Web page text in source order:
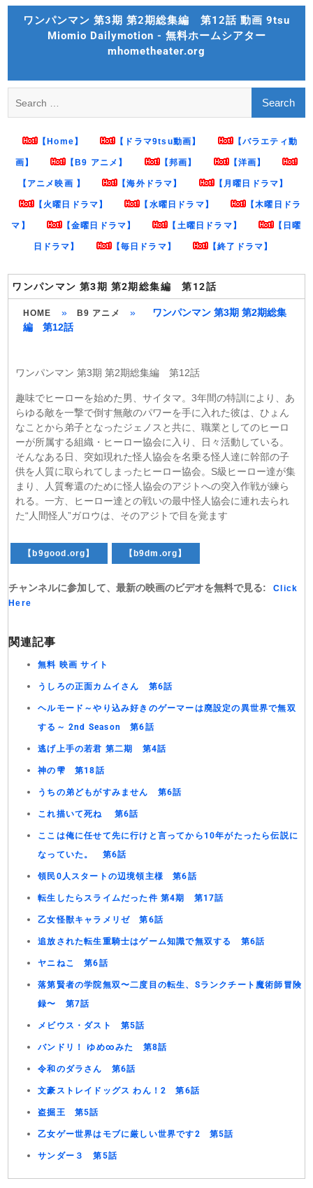
Skip
ワンパンマン 第3期 第2期総集編 第12話 動画 9tsu
Miomio Dailymotion - 無料ホームシアター
mhometheater.org
for:
【Home】 【ドラマ9tsu動画】 【バラエティ動
画】 【B9 アニメ】 【邦画】 【洋画】
【アニメ映画 】 【海外ドラマ】 【月曜日ドラマ】
【火曜日ドラマ】 【水曜日ドラマ】 【木曜日ドラ
マ】 【金曜日ドラマ】 【土曜日ドラマ】 【日曜
日ドラマ】 【毎日ドラマ】 【終了ドラマ】
ワンパンマン 第3期 第2期総集編 第12話
HOME » B9 アニメ »
ワンパンマン 第3期 第2期総集
編 第12話
ワンパンマン 第3期 第2期総集編 第12話
趣味でヒーローを始めた男、サイタマ。3年間の特訓により、あ
らゆる敵を一撃で倒す無敵のパワーを手に入れた彼は、ひょん
なことから弟子となったジェノスと共に、職業としてのヒーロ
ーが所属する組織・ヒーロー協会に入り、日々活動している。
そんなある日、突如現れた怪人協会を名乗る怪人達に幹部の子
供を人質に取られてしまったヒーロー協会。S級ヒーロー達が集
まり、人質奪還のために怪人協会のアジトへの突入作戦が練ら
れる。一方、ヒーロー達との戦いの最中怪人協会に連れ去られ
た“人間怪人”ガロウは、そのアジトで目を覚ます
【b9good.org】 【b9dm.org】
チャンネルに参加して、最新の映画のビデオを無料で見る:
Click
Here
関連記事
無料 映画 サイト
うしろの正面カムイさん 第6話
ヘルモード～やり込み好きのゲーマーは廃設定の異世界で無双
する～ 2nd Season 第6話
逃げ上手の若君 第二期 第4話
神の雫 第18話
うちの弟どもがすみません 第6話
これ描いて死ね 第6話
ここは俺に任せて先に行けと言ってから10年がたったら伝説に
なっていた。 第6話
領民0人スタートの辺境領主様 第6話
転生したらスライムだった件 第4期 第17話
乙女怪獣キャラメリゼ 第6話
追放された転生重騎士はゲーム知識で無双する 第6話
ヤニねこ 第6話
落第賢者の学院無双〜二度目の転生、Sランクチート魔術師冒険
録〜 第7話
メビウス・ダスト 第5話
バンドリ！ ゆめ∞みた 第8話
令和のダラさん 第6話
文豪ストレイドッグス わん！2 第6話
盗掘王 第5話
乙女ゲー世界はモブに厳しい世界です2 第5話
サンダー３ 第5話